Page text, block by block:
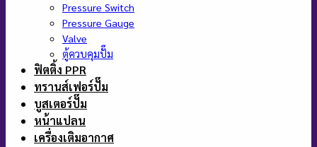
Pressure Switch
Pressure Gauge
Valve
ตู้ควบคุมปั๊ม
ฟิตติ้ง PPR
ทรานส์เฟอร์ปั๊ม
บูสเตอร์ปั๊ม
หน้าแปลน
เครื่องเติมอากาศ